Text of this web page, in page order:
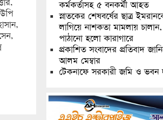
কর্মকর্তাসহ ৫ বনকর্মী আহত
স্নাতকের শেষবর্ষের ছাত্র
লাগিয়ে নাশকতা মামলায়
পাঠানো হলো কারাগারে
প্রকাশিত সংবাদের প্রতিবাদ
আলম মেম্বার
টেকনাফে সরকারী জমি ও